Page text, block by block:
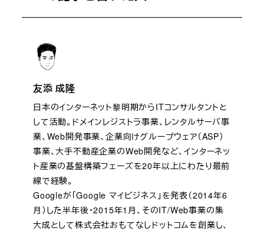
友添 成隆
日本のインターネット黎明期からITコンサルタントと
して活動。ドメインレジストラ事業、レンタルサーバ事
業、Web開発事業、企業向けグループウェア（ASP）
事業、大手不動産企業のWeb開発など、インターネッ
ト産業の基盤構築フェーズを20年以上にわたり最前
線で経験。
Googleが「Google マイビジネス」を発表（2014年6
月）した半年後・2015年1月、そのIT/Web事業の集
大成として株式会社おもてなしドットコムを創業し、